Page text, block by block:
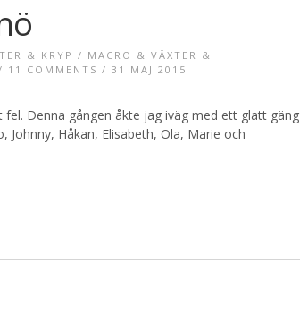
& KRYP / MACRO & VÄXTER &
11 COMMENTS / 31 MAJ 2015
Denna gången åkte jag iväg med ett glatt gäng
Håkan, Elisabeth, Ola, Marie och